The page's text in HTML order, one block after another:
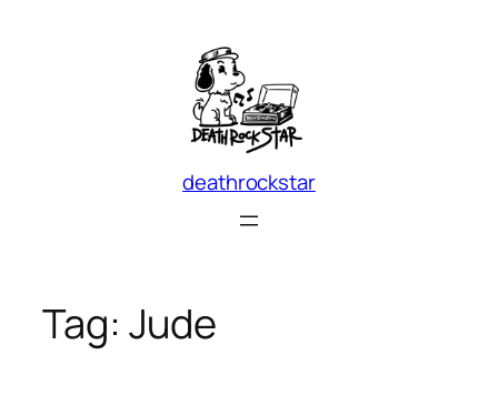
deathrockstar
Tag: Jude